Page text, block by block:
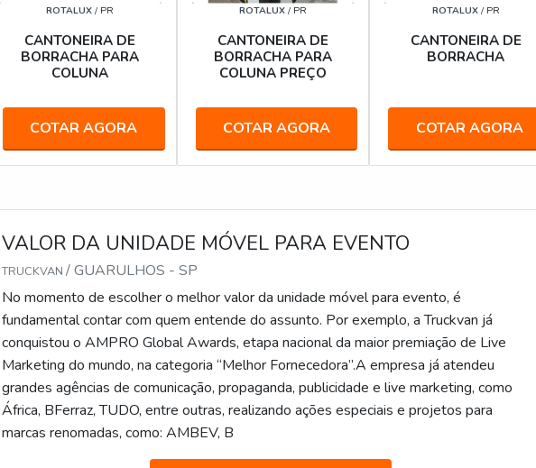
ROTALUX / PR
CANTONEIRA DE
BORRACHA PARA
COLUNA
COTAR AGORA
ROTALUX/ PR
CANTONEIRA DE
BORRACHA PARA
COLUNA PREÇO
COTAR AGORA
ROTALUX/ PR
CANTONEIRA DE
BORRACHA
COTAR AGORA
VALOR DA UNIDADE MÓVEL PARA EVENTO
TRUCKVAN / GUARULHOS - SP
No momento de escolher o melhor valor da unidade móvel para evento, é
fundamental contar com quem entende do assunto. Por exemplo, a Truckvan já
conquistou o AMPRO Global Awards, etapa nacional da maior premiação de Live
Marketing do mundo, na categoria “Melhor Fornecedora”.A empresa já atendeu
grandes agências de comunicação, propaganda, publicidade e live marketing, como
África, BFerraz, TUDO, entre outras, realizando ações especiais e projetos para
marcas renomadas, como: AMBEV, B